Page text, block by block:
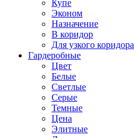
Купе
Эконом
Назначение
В коридор
Для узкого коридора
Гардеробные
Цвет
Белые
Светлые
Серые
Темные
Цена
Элитные